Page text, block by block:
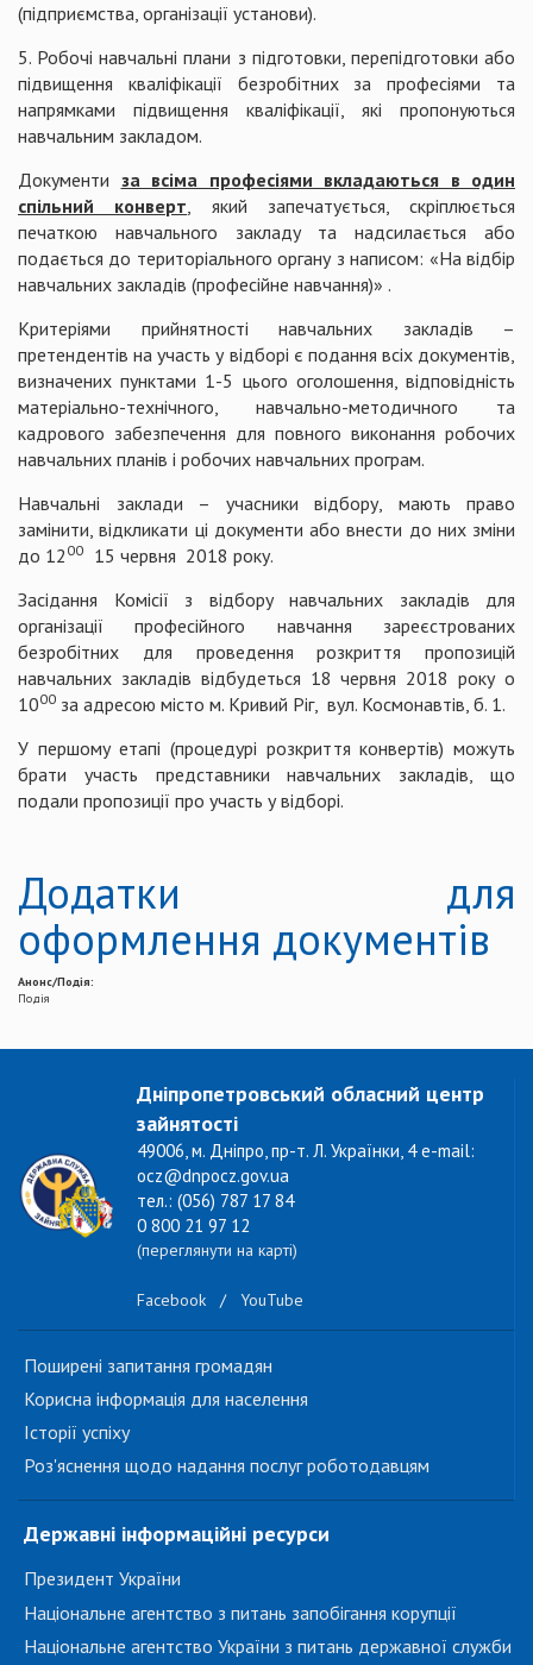
(підприємства, організації установи).
5. Робочі навчальні плани з підготовки, перепідготовки або
підвищення кваліфікації безробітних за професіями та
напрямками підвищення кваліфікації, які пропонуються
навчальним закладом.
Документи за всіма професіями вкладаються в один
спільний конверт, який запечатується, скріплюється
печаткою навчального закладу та надсилається або
подається до територіального органу з написом: «На відбір
навчальних закладів (професійне навчання)» .
Критеріями прийнятності навчальних закладів –
претендентів на участь у відборі є подання всіх документів,
визначених пунктами 1-5 цього оголошення, відповідність
матеріально-технічного, навчально-методичного та
кадрового забезпечення для повного виконання робочих
навчальних планів і робочих навчальних програм.
Навчальні заклади – учасники відбору, мають право
замінити, відкликати ці документи або внести до них зміни
до 12 00 15 червня 2018 року.
Засідання Комісії з відбору навчальних закладів для
організації професійного навчання зареєстрованих
безробітних для проведення розкриття пропозицій
навчальних закладів відбудеться 18 червня 2018 року о
1000 за адресою місто м. Кривий Ріг, вул. Космонавтів, б. 1.
У першому етапі (процедурі розкриття конвертів) можуть
брати участь представники навчальних закладів, що
подали пропозиції про участь у відборі.
Додатки для
оформлення документів
Анонс/Подія:
Подія
Дніпропетровський обласний центр
зайнятості
49006, м. Дніпро, пр-т. Л. Українки, 4 e-mail:
ocz@dnpocz.gov.ua
тел.: (056) 787 17 84
0 800 21 97 12
(переглянути на карті)
Facebook / YouTube
Поширені запитання громадян
Корисна інформація для населення
Історії успіху
Роз'яснення щодо надання послуг роботодавцям
Державні інформаційні ресурси
Президент України
Національне агентство з питань запобігання корупції
Національне агентство України з питань державної служби